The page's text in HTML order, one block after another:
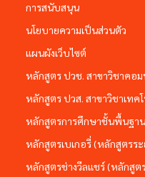
การสนับสนุน
นโยบายความเป็นส่วนตัว
แผนผังเว็บไซต์
หลักสูตร ปวช. สาขาวิชาคอม
หลักสูตร ปวส. สาขาวิชาเทค
หลักสูตรการศึกษาชั้นพื้นฐาน
หลักสูตรเบเกอรี่ (หลักสูตรร
หลักสูตรช่างวีลแชร์ (หลักสูต